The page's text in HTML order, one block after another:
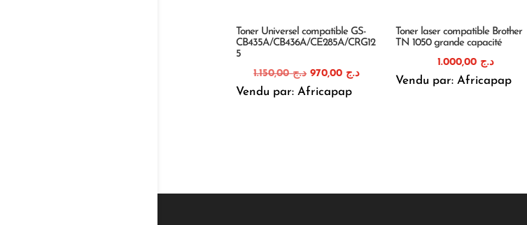
Toner Universel compatible GS-
CB435A/CB436A/CE285A/CRG12
5
د.ج1.150,00
Le
prix
د.جLe
Vendu par: Africapap
Toner laser compatible Brother
TN 1050 grande capacité
د.ج
Vendu par: Africapap